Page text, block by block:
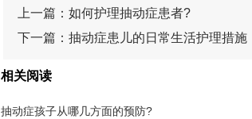
上一篇： 如何护理抽动症患者?
下一篇： 抽动症患儿的日常生活护理措施
相关阅读
抽动症孩子从哪几方面的预防?